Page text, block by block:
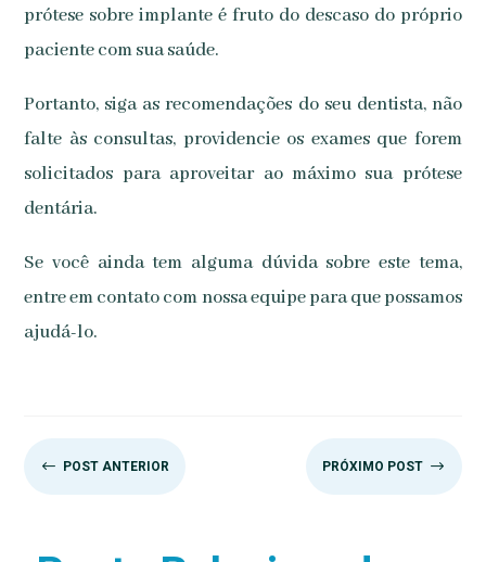
prótese sobre implante é fruto do descaso do próprio
paciente com sua saúde.
Portanto, siga as recomendações do seu dentista, não
falte às consultas, providencie os exames que forem
solicitados para aproveitar ao máximo sua prótese
dentária.
Se você ainda tem alguma dúvida sobre este tema,
entre em contato com nossa equipe para que possamos
ajudá-lo.
# POST ANTERIOR PRÓXIMO POST $